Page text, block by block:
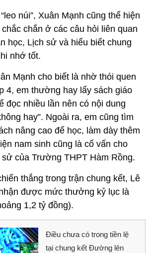
núi”, Xuân Mạnh cũng thể hiện
chắn ở các câu hỏi liên quan
học, Lịch sử và hiểu biết chung
nhớ tốt.
Mạnh cho biết là nhờ thói quen
4, em thường hay lấy sách giáo
đọc nhiều lần nên có nội dung
hay”. Ngoài ra, em cũng tìm
nâng cao để học, làm dày thêm
nam sinh cũng là cố vấn cho
của Trường THPT Hàm Rồng.
thắng trong trận chung kết, Lê
được mức thưởng kỷ lục là
1,2 tỷ đồng).
Điều chưa có trong tiền lệ
tại chung kết Đường lên